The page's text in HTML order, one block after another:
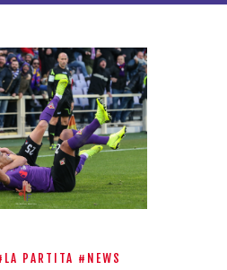
LA PARTITA NEWS